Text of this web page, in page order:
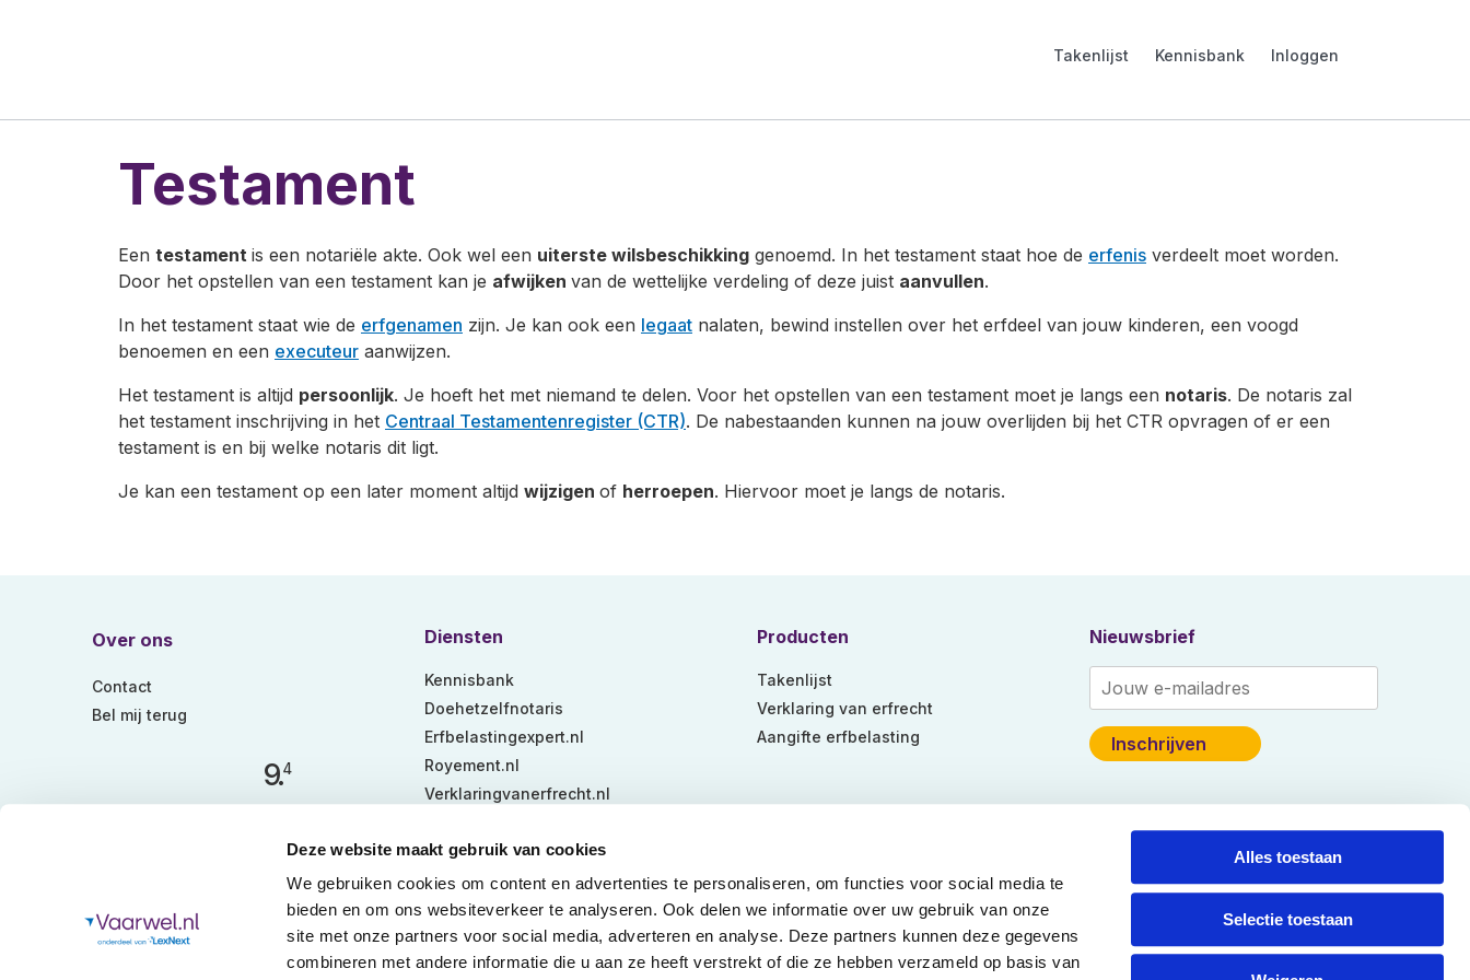
Deze website maakt gebruik van cookies
We gebruiken cookies om content en advertenties te personaliseren, om functies voor social media te
bieden en om ons websiteverkeer te analyseren. Ook delen we informatie over uw gebruik van onze
site met onze partners voor social media, adverteren en analyse. Deze partners kunnen deze gegevens
combineren met andere informatie die u aan ze heeft verstrekt of die ze hebben verzameld op basis van
Alles toestaan
Selectie toestaan
Takenlijst Kennisbank Inloggen
Testament
Een testament is een notariële akte. Ook wel een uiterste wilsbeschikking genoemd. In het testament staat hoe de erfenis verdeelt moet worden.
Door het opstellen van een testament kan je afwijken van de wettelijke verdeling of deze juist aanvullen.
In het testament staat wie de erfgenamen zijn. Je kan ook een legaat nalaten, bewind instellen over het erfdeel van jouw kinderen, een voogd
benoemen en een executeur aanwijzen.
Het testament is altijd persoonlijk. Je hoeft het met niemand te delen. Voor het opstellen van een testament moet je langs een notaris. De notaris zal
het testament inschrijving in het Centraal Testamentenregister (CTR). De nabestaanden kunnen na jouw overlijden bij het CTR opvragen of er een
testament is en bij welke notaris dit ligt.
Je kan een testament op een later moment altijd wijzigen of herroepen. Hiervoor moet je langs de notaris.
Over ons
Contact
Bel mij terug
9.4
Diensten
Kennisbank
Doehetzelfnotaris
Erfbelastingexpert.nl
Royement.nl
Verklaringvanerfrecht.nl
Producten
Takenlijst
Verklaring van erfrecht
Aangifte erfbelasting
Nieuwsbrief
Gebruiksvoorwaarden Disclaimer en Copyright Privacybeleid © 2026· vaarwel.nl Veilige gegevensoverdracht